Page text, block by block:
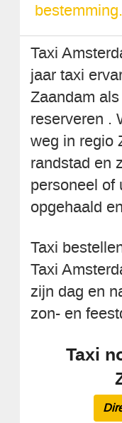
bestemming.
Taxi
jaar taxi
Zaandam
reserveren .
weg in regio
randstad en
personeel of
opgehaald
Taxi
Taxi
zijn dag en
zon- en
Taxi